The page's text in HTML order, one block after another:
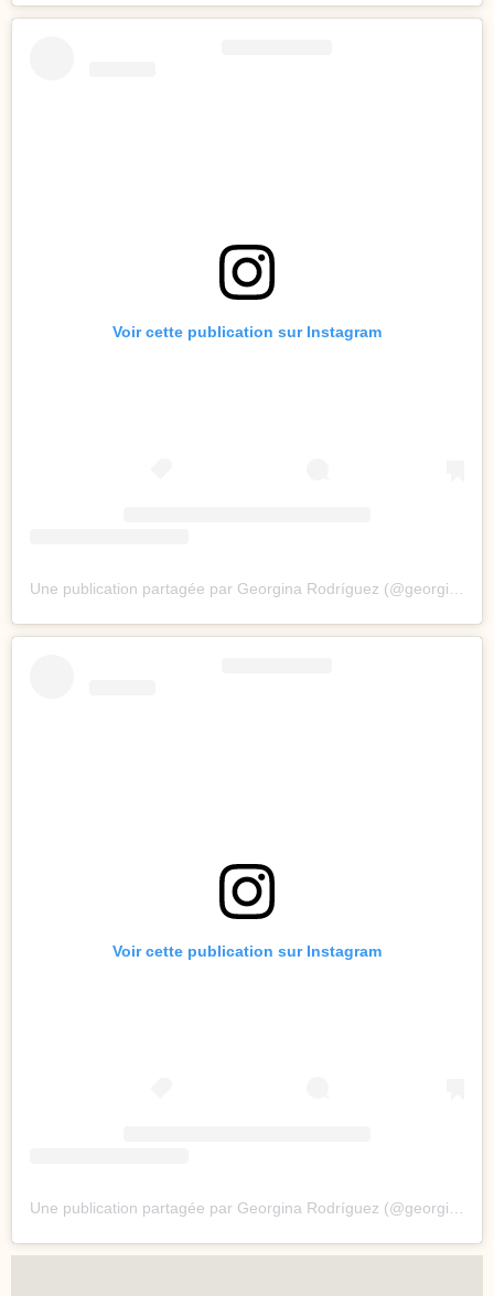
Voir cette publication sur Instagram
Une publication partagée par Georgina Rodríguez (@georginagio)
Voir cette publication sur Instagram